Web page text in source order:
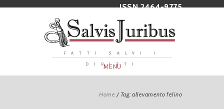
ISSN 2464-9775
FATTI SALVI I
DIRITTI
MENU
Home / Tag: allevamento felino